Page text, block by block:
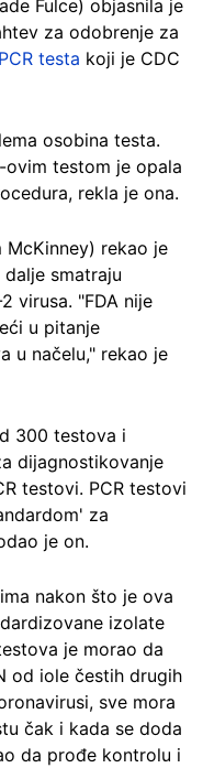
Fulce) objasnila je
za odobrenje za
testa koji je CDC
osobina testa.
testom je opala
rekla je ona.
rekao je
dalje smatraju
virusa. "FDA nije
u pitanje
u načelu," rekao je
300 testova i
dijagnostikovanje
testovi. PCR testovi
za
je on.
nakon što je ova
izolate
je morao da
od iole čestih drugih
sve mora
čak i kada se doda
da prođe kontrolu i